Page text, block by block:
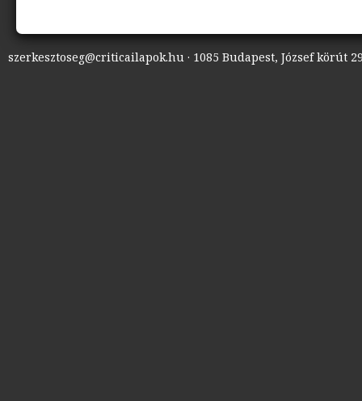
szerkesztoseg@criticailapok.hu · 1085 Budapest, József körút